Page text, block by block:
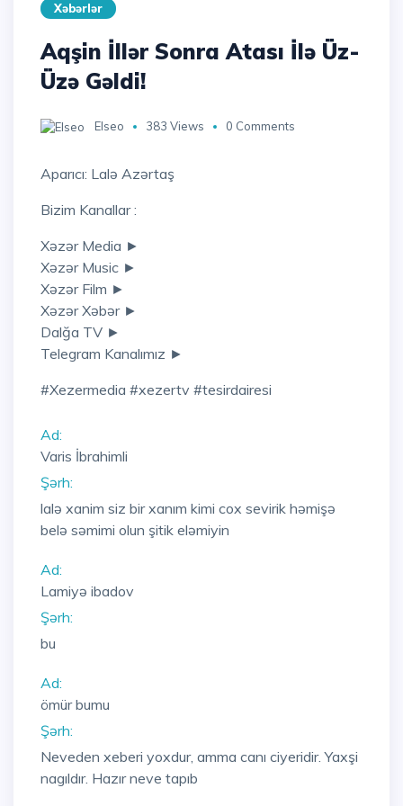
Xəbərlər
Aqşin İllər Sonra Atası İlə Üz-
Üzə Gəldi!
Elseo 383 Views 0 Comments
Aparıcı: Lalə Azərtaş
Bizim Kanallar :
Xəzər Media ►
Xəzər Music ►
Xəzər Film ►
Xəzər Xəbər ►
Dalğa TV ►
Telegram Kanalımız ►
#xezermedia #xezertv #tesirdairesi
Ad:
Varis İbrahimli
Şərh:
lalə xanim siz bir xanım kimi cox sevirik həmişə
belə səmimi olun şitik eləmiyin
Ad:
Lamiyə ibadov
Şərh:
bu
Ad:
ömür bumu
Şərh:
Neveden xeberi yoxdur, amma canı ciyeridir. Yaxşi
nagıldır. Hazır neve tapıb